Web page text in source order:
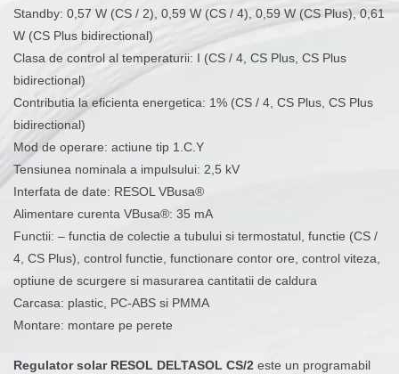
Standby: 0,57 W (CS / 2), 0,59 W (CS / 4), 0,59 W (CS Plus), 0,61
W (CS Plus bidirectional)
Clasa de control al temperaturii: I (CS / 4, CS Plus, CS Plus
bidirectional)
Contributia la eficienta energetica: 1% (CS / 4, CS Plus, CS Plus
bidirectional)
Mod de operare: actiune tip 1.C.Y
Tensiunea nominala a impulsului: 2,5 kV
Interfata de date: RESOL VBusa®
Alimentare curenta VBusa®: 35 mA
Functii: – functia de colectie a tubului si termostatul, functie (CS /
4, CS Plus), control functie, functionare contor ore, control viteza,
optiune de scurgere si masurarea cantitatii de caldura
Carcasa: plastic, PC-ABS si PMMA
Montare: montare pe perete
Regulator solar RESOL DELTASOL CS/2 este un programabil